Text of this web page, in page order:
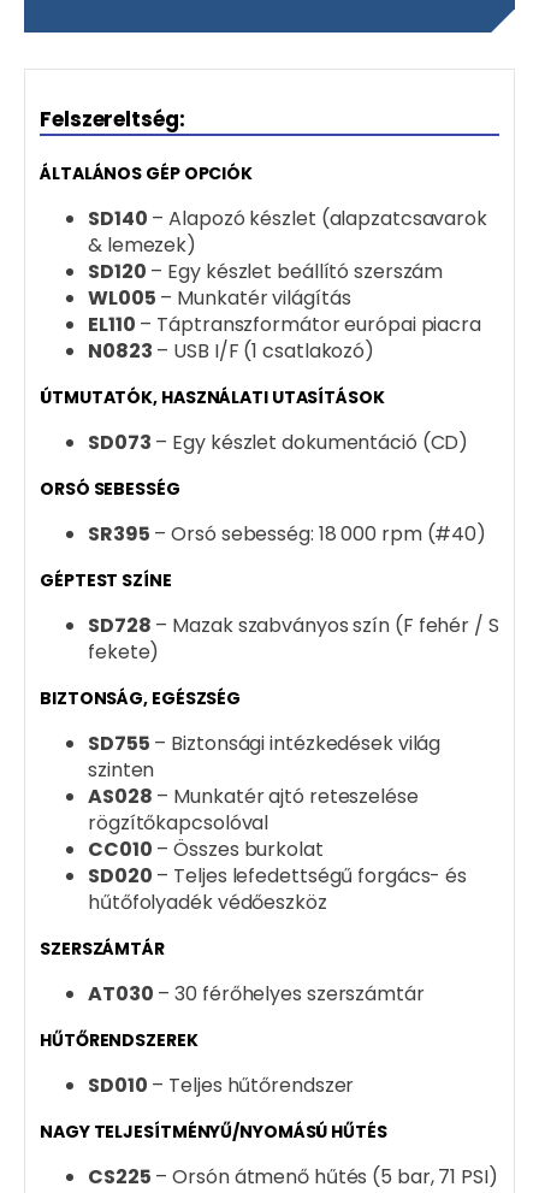
Felszereltség:
ÁLTALÁNOS GÉP OPCIÓK
SD140 – Alapozó készlet (alapzatcsavarok
& lemezek)
SD120 – Egy készlet beállító szerszám
WL005 – Munkatér világítás
EL110 – Táptranszformátor európai piacra
N0823 – USB I/F (1 csatlakozó)
ÚTMUTATÓK, HASZNÁLATI UTASÍTÁSOK
SD073 – Egy készlet dokumentáció (CD)
ORSÓ SEBESSÉG
SR395 – Orsó sebesség: 18 000 rpm (#40)
GÉPTEST SZÍNE
SD728 – Mazak szabványos szín (F fehér / S
fekete)
BIZTONSÁG, EGÉSZSÉG
SD755 – Biztonsági intézkedések világ
szinten
AS028 – Munkatér ajtó reteszelése
rögzítőkapcsolóval
CC010 – Összes burkolat
SD020 – Teljes lefedettségű forgács- és
hűtőfolyadék védőeszköz
SZERSZÁMTÁR
AT030 – 30 férőhelyes szerszámtár
HŰTŐRENDSZEREK
SD010 – Teljes hűtőrendszer
NAGY TELJESÍTMÉNYŰ/NYOMÁSÚ HŰTÉS
CS225 – Orsón átmenő hűtés (5 bar, 71 PSI)